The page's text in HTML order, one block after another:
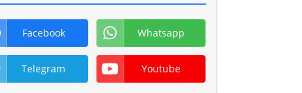
Facebook Whatsapp
Telegram Youtube